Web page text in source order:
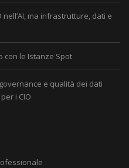
nell’AI, ma infrastrutture, dati e
con le Istanze Spot
governance e qualità dei dati
i CIO